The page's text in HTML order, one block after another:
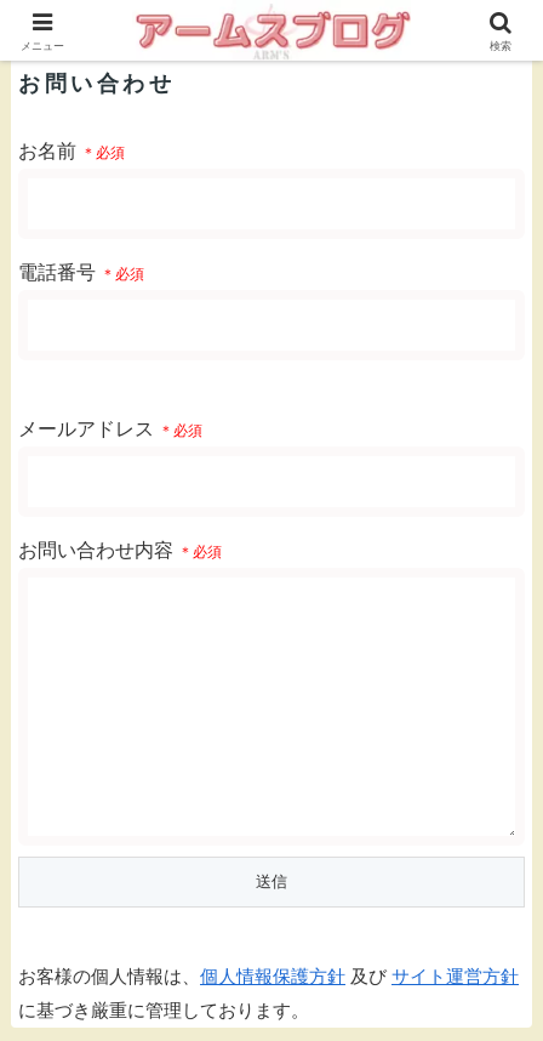
株式会社ＡＲＭ’Ｓ 公式ブログ
お問い合わせ
お名前 ＊必須
電話番号 ＊必須
メールアドレス ＊必須
お問い合わせ内容 ＊必須
お客様の個人情報は、 個人情報保護方針 及び サイト運営方針
に基づき厳重に管理しております。
メニュー 検索